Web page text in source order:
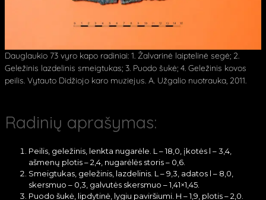
Dauglaukio 73 vyro kapo radiniai: 1. Žalvarinė laiptelinė segė; 2.
Geležinis lazdelinis smeigtukas; 3. Puodo šukė; 4. Geležinis kovos
peilis. Vytauto Didžiojo karo muziejus. A. Užgalio nuotrauka, 2011.
Radinių aprašymas:
Peilis, geležinis, lenkta nugarėle. L – 18,0, įkotės l – 3,4,
ašmenų plotis – 2,4, nugarėlės storis – 0,6.
Smeigtukas, geležinis, lazdelinis. L – 9,3, adatos l – 8,0,
skersmuo – 0,3, galvutės skersmuo – 1,41×1,45.
Puodo šukė, lipdytinė, lygiu paviršiumi. H – 1,9, plotis – 2,0.